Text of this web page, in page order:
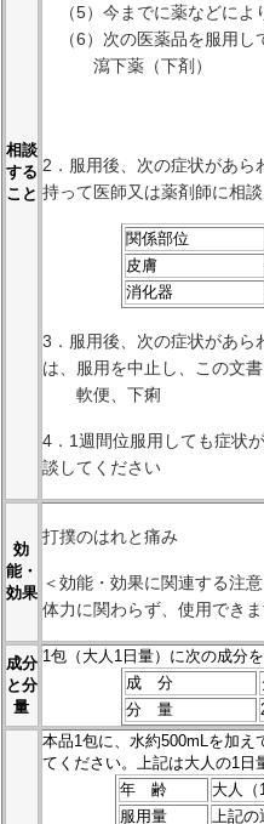
相談
する
こと
（5）今までに薬などによ
（6）次の医薬品を服用し
瀉下薬（下剤）
2．服用後、次の症状があら
持って医師又は薬剤師に相
関係部位
皮膚
消化器
3．服用後、次の症状があら
は、服用を中止し、この文
軟便、下痢
4．1週間位服用しても症状
談してください
効
能・
効果
打撲のはれと痛み
＜効能・効果に関連する注意
体力に関わらず、使用できま
成分
と分
量
1包（大人1日量）に次の成分を
成 分
分 量
本品1包に、水約500mLを加え
てください。上記は大人の1日
年 齢
大人（
服用量
上記の